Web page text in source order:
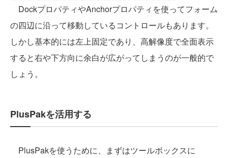
DockプロパティやAnchorプロパティを使ってフォーム
の四辺に沿って移動しているコントロールもあります。
しかし基本的には左上固定であり、高解像度で全面表示
すると右や下方向に余白が広がってしまうのが一般的で
しょう。
PlusPakを活用する
PlusPakを使うために、まずはツールボックスに